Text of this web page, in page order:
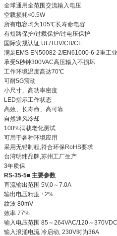
全球通用全范围交流输入电压
空载损耗<0.5W
所有电容均为105℃长寿命电容
有短路保护/过载保护/过电压保护
国际安规认证:UL/TUV/CB/CE
满足EMS EN50082-2/EN61000-6-2重工
承受5秒钟300VAC高压输入不损坏
工作环境温度高达70℃
可耐5G震动
小尺寸、高功率密度
LED指示工作状态
高效、长寿命、高可靠
自然通风冷却
100%满载老化测试
可用于各种环境应用
采用无铅制程,符合环保RoHS要求
台湾明纬品牌,苏州工厂生产
3年质保
RS-35-5■ 主要参数
直流输出范围 5V,0～7.0A
输出电压精度 ±2%
纹波 80mV
效率 77%
输入电压范围 85～264VAC/120～
输入浪涌电流 冷启动, 230V时为36A